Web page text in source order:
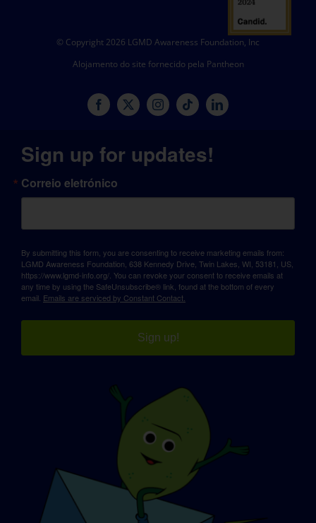
© Copyright 2026 LGMD Awareness Foundation, Inc
Alojamento do site fornecido pela Pantheon
Sign up for updates!
Correio eletrónico
By submitting this form, you are consenting to receive marketing emails from:
LGMD Awareness Foundation, 638 Kennedy Drive, Twin Lakes, WI, 53181, US,
https://www.lgmd-info.org/. You can revoke your consent to receive emails at
any time by using the SafeUnsubscribe® link, found at the bottom of every
email. Emails are serviced by Constant Contact.
Sign up!